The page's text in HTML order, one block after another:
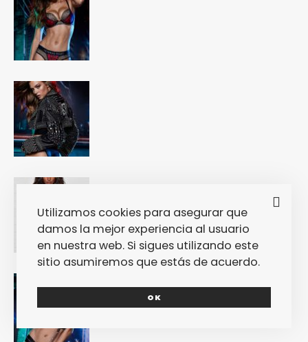
Utilizamos cookies para asegurar que
damos la mejor experiencia al usuario
en nuestra web. Si sigues utilizando este
sitio asumiremos que estás de acuerdo.
OK